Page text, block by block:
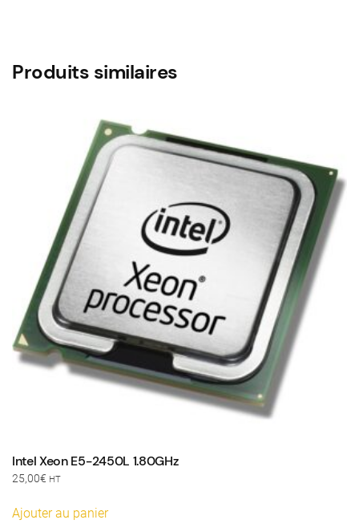
Produits similaires
Intel Xeon E5-2450L 1.80GHz
25,00€ HT
Ajouter au panier